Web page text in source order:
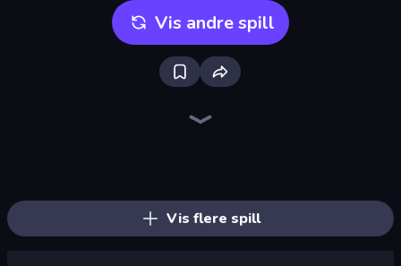
Vis andre spill
Vis flere spill